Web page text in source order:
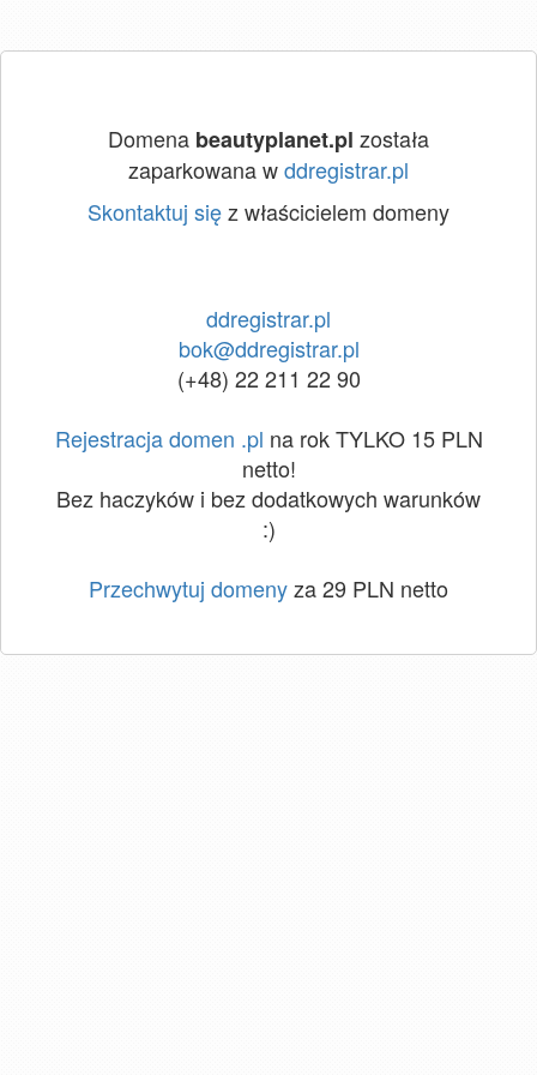
Domena beautyplanet.pl została
zaparkowana wddregistrar.pl
Skontaktuj sięz właścicielem domeny
ddregistrar.pl
bok@ddregistrar.pl
(+48) 22 211 22 90
Rejestracja domen .pl na rok TYLKO 15 PLN
netto!
Bez haczyków i bez dodatkowych warunków
:)
Przechwytuj domenyza 29 PLN netto